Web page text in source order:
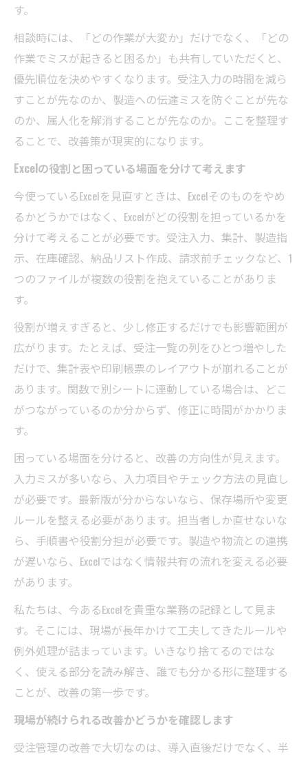
す。
相談時には、「どの作業が大変か」だけでなく、「どの
作業でミスが起きると困るか」も共有していただくと、
優先順位を決めやすくなります。受注入力の時間を減ら
すことが先なのか、製造への伝達ミスを防ぐことが先な
のか、属人化を解消することが先なのか。ここを整理す
ることで、改善策が現実的になります。
Excelの役割と困っている場面を分けて考えます
今使っているExcelを見直すときは、Excelそのものをやめ
るかどうかではなく、Excelがどの役割を担っているかを
分けて考えることが必要です。受注入力、集計、製造指
示、在庫確認、納品リスト作成、請求前チェックなど、1
つのファイルが複数の役割を抱えていることがありま
す。
役割が増えすぎると、少し修正するだけでも影響範囲が
広がります。たとえば、受注一覧の列をひとつ増やした
だけで、集計表や印刷帳票のレイアウトが崩れることが
あります。関数で別シートに連動している場合は、どこ
がつながっているのか分からず、修正に時間がかかりま
す。
困っている場面を分けると、改善の方向性が見えます。
入力ミスが多いなら、入力項目やチェック方法の見直し
が必要です。最新版が分からないなら、保存場所や変更
ルールを整える必要があります。担当者しか直せないな
ら、手順書や役割分担が必要です。製造や物流との連携
が遅いなら、Excelではなく情報共有の流れを変える必要
があります。
私たちは、今あるExcelを貴重な業務の記録として見ま
す。そこには、現場が長年かけて工夫してきたルールや
例外処理が詰まっています。いきなり捨てるのではな
く、使える部分を読み解き、誰でも分かる形に整理する
ことが、改善の第一歩です。
現場が続けられる改善かどうかを確認します
受注管理の改善で大切なのは、導入直後だけでなく、半